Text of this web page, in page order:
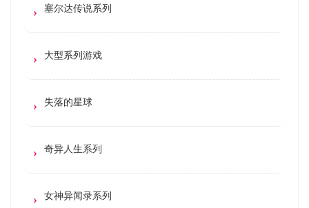
塞尔达传说系列
大型系列游戏
失落的星球
奇异人生系列
女神异闻录系列